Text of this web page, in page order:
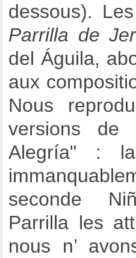
dessous).
Parrilla de
del Águila,
aux
Nous
versions de
Alegría" : la
seconde
Parrilla les
nous n’